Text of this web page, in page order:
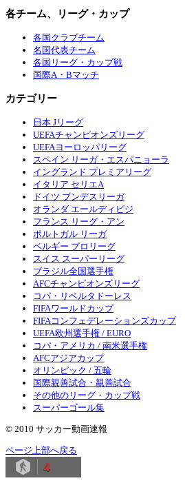
各チーム、リーグ・カップ
各国クラブチーム
名国代表チーム
各国リーグ・カップ戦
国際A・Bマッチ
カテゴリー
日本 Jリーグ
UEFAチャンピオンズリーグ
UEFAヨーロッパリーグ
スペイン リーガ・エスパニョーラ
イングランド プレミアリーグ
イタリア セリエA
ドイツ ブンデスリーガ
オランダ エールディビジ
フランス リーグ・アン
ポルトガル リーガ
ベルギー プロリーグ
スイス スーパーリーグ
ブラジル全国選手権
AFCチャンピオンズリーグ
コパ・リベルタドーレス
FIFAワールドカップ
FIFAコンフェデレーションズカップ
UEFA欧州選手権 / EURO
コパ・アメリカ / 南米選手権
AFCアジアカップ
オリンピック / 五輪
国際親善試合・親善試合
その他のリーグ・カップ戦
スーパーゴール集
© 2010 サッカー動画速報
ページ上部へ戻る
4